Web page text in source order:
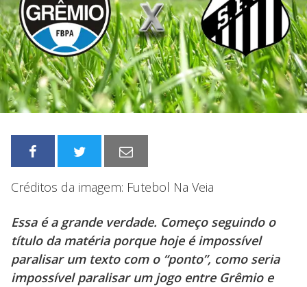
Créditos da imagem: Futebol Na Veia
Essa é a grande verdade. Começo seguindo o
título da matéria porque hoje é impossível
paralisar um texto com o “ponto”, como seria
impossível paralisar um jogo entre Grêmio e